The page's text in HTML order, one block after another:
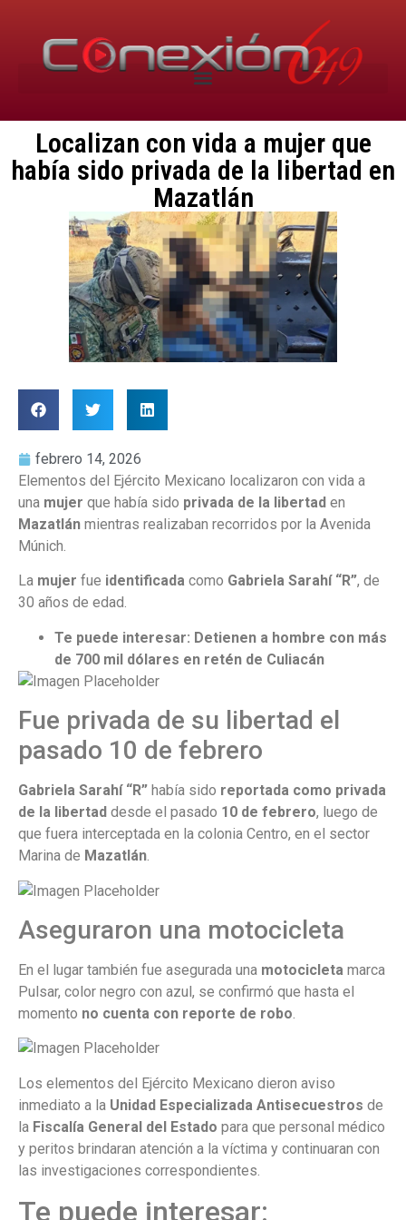
Localizan con vida a mujer que
había sido privada de la libertad en
Mazatlán
febrero 14, 2026
Elementos del Ejército Mexicano localizaron con vida a
una mujer que había sido privada de la libertad en
Mazatlán mientras realizaban recorridos por la Avenida
Múnich.
La mujer fue identificada como Gabriela Sarahí “R”, de
30 años de edad.
Te puede interesar: Detienen a hombre con más
de 700 mil dólares en retén de Culiacán
Fue privada de su libertad el
pasado 10 de febrero
Gabriela Sarahí “R” había sido reportada como privada
de la libertad desde el pasado 10 de febrero, luego de
que fuera interceptada en la colonia Centro, en el sector
Marina de Mazatlán.
Aseguraron una motocicleta
En el lugar también fue asegurada una motocicleta marca
Pulsar, color negro con azul, se confirmó que hasta el
momento no cuenta con reporte de robo.
Los elementos del Ejército Mexicano dieron aviso
inmediato a la Unidad Especializada Antisecuestros de
la Fiscalía General del Estado para que personal médico
y peritos brindaran atención a la víctima y continuaran con
las investigaciones correspondientes.
Te puede interesar: